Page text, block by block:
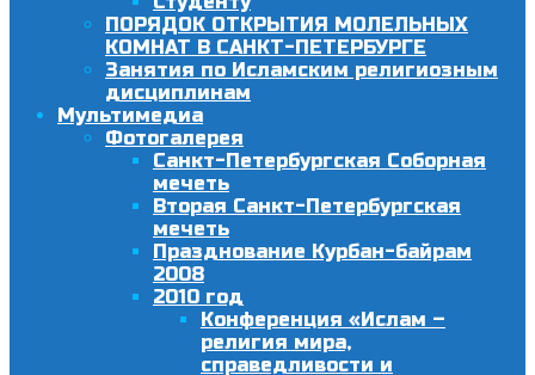
ПОРЯДОК ОТКРЫТИЯ МОЛЕЛЬНЫХ
КОМНАТ В САНКТ-ПЕТЕРБУРГЕ
Занятия по Исламским религиозным
дисциплинам
Мультимедиа
Фотогалерея
Санкт-Петербургская Соборная
мечеть
Вторая Санкт-Петербургская
мечеть
Празднование Курбан-байрам
2008
2010 год
Конференция «Ислам –
религия мира,
справедливости и